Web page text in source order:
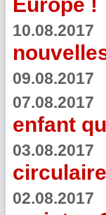
10.08.2017
09.08.2017
07.08.2017
enfant
03.08.2017
circulaire
02.08.2017